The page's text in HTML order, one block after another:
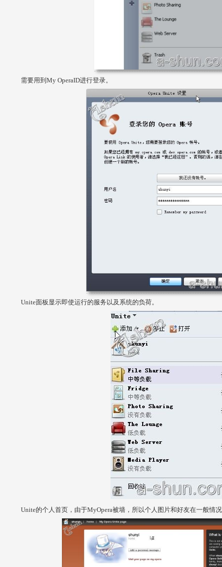
需要用到My OperaID进行登录。
Unite面板显示即使运行的服务以及系统的负荷。
Unite的个人首页，由于MyOpera被墙，所以个人图片和好友在一般情